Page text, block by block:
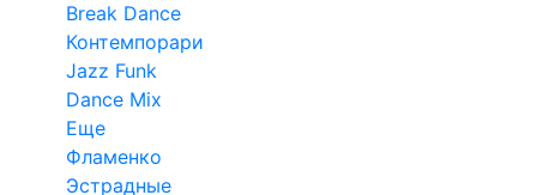
Break Dance
Контемпорари
Jazz Funk
Dance Mix
Еще
Фламенко
Эстрадные